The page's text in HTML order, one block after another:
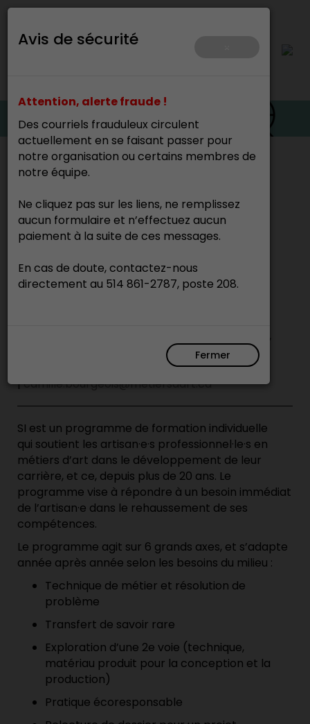
Avis de sécurité
Attention, alerte fraude !
Des courriels frauduleux circulent
actuellement en se faisant passer pour
notre organisation ou certains membres de
notre équipe.
Ne cliquez pas sur les liens, ne remplissez
aucun formulaire et n’effectuez aucun
paiement à la suite de ces messages.
En cas de doute, contactez-nous
directement au 514 861-2787, poste 208.
Fermer
Accueil
Soutien individuel
Le programme est complet pour l’année en
cours. De nouvelles places ouvriront en
Pour tout intérêt, contactez Camille Bourgeois,
oordonnatrice, formation continue au CMAQ
|camille.bourgeois@metiersdart.ca
SI est un programme de formation individuelle
qui soutient les artisan·e·s professionnel·le·s en
métiers d’art dans le développement de leur
carrière, et ce, depuis plus de 20 ans. Le
programme vise à répondre à un besoin immédiat
de l’artisan·e dans le rehaussement de ses
compétences.
Le programme agit sur 6 grands axes, et s’adapte
année après année selon les besoins du milieu :
Technique de métier et résolution de
problème
Transfert de savoir rare
Exploration d’une 2e voie (technique,
matériau produit pour la conception et la
production)
Pratique écoresponsable